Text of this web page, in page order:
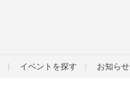
イベントを探す お知らせ